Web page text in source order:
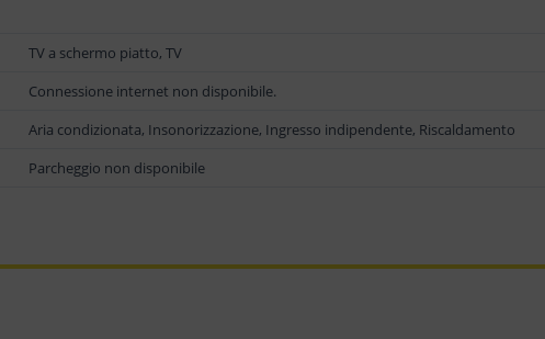
TV a schermo piatto, TV
Connessione internet non disponibile.
Aria condizionata, Insonorizzazione, Ingresso indipendente, Riscaldamento
Parcheggio non disponibile